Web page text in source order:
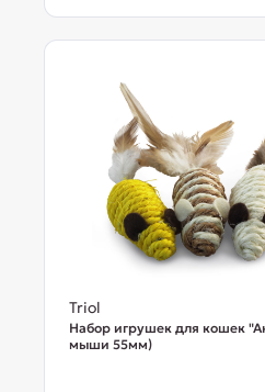
Triol
Набор игрушек для кошек
мыши 55мм)